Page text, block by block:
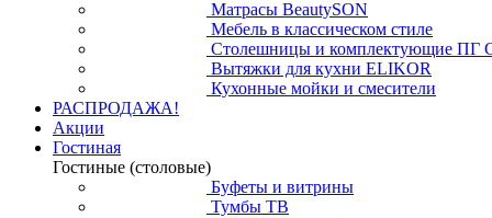
Матрасы BeautySON
Мебель в классическом стиле
Столешницы и комплектующие ПГ
Вытяжки для кухни ELIKOR
Кухонные мойки и смесители
РАСПРОДАЖА!
Акции
Гостиная
Гостиные (столовые)
Буфеты и витрины
Тумбы ТВ